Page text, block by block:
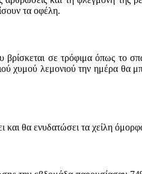
τα οφέλη.
σε τρόφιμα όπως το
χυμού λεμονιού την ημέρα θα
θα ενυδατώσει τα χείλη